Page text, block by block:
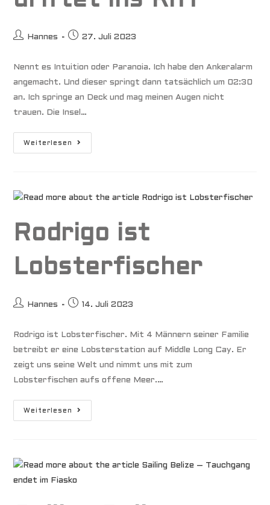
Beitrags-
Hannes
Beitrag27. Juli 2023
Nennt es Intuition oder Paranoia. Ich habe den Ankeralarm
angemacht. Und dieser springt dann tatsächlich um 02:30
an. Ich springe an Deck und mag meinen Augen nicht
trauen. Die Insel…
Weiterlesen
Mooring
Riff
Rodrigo ist
Lobsterfischer
Beitrags-
Hannes
Beitrag
14. Juli 2023
Rodrigo ist Lobsterfischer. Mit 4 Männern seiner Familie
betreibt er eine Lobsterstation auf Middle Long Cay. Er
zeigt uns seine Welt und nimmt uns mit zum
Lobsterfischen aufs offene Meer.…
Weiterlesen
Rodrigo